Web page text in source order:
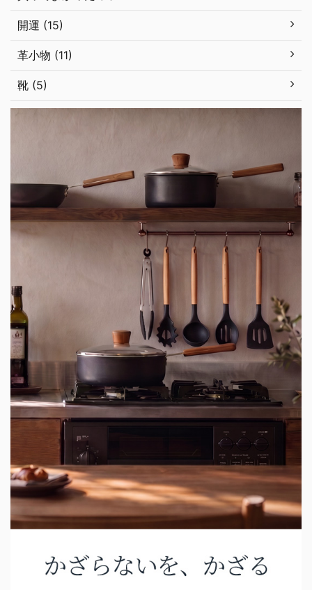
開運 (15)
革小物 (11)
靴 (5)